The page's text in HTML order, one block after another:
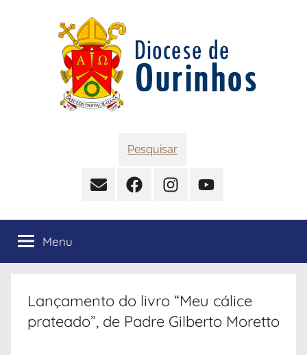
Pesquisar
ContatoFacebookInstagramYouTube
Menu
Lançamento do livro “Meu cálice
prateado”, de Padre Gilberto Moretto